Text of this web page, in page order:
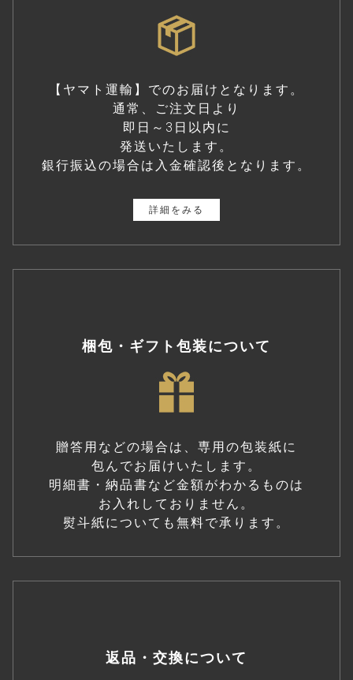
【ヤマト運輸】でのお届けとなります。
通常、ご注文日より
即日～3日以内に
発送いたします。
銀行振込の場合は入金確認後となります。
詳細をみる
梱包・ギフト包装について
贈答用などの場合は、専用の包装紙に
包んでお届けいたします。
明細書・納品書など金額がわかるものは
お入れしておりません。
熨斗紙についても無料で承ります。
返品・交換について